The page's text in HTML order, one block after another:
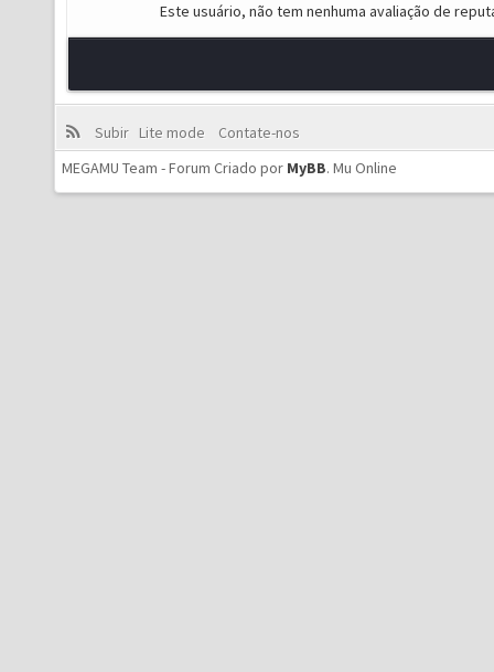
Este usuário, não tem nenhuma avaliação de
Subir Lite mode
Contate-nos
MEGAMU Team - Forum Criado por MyBB. Mu Online